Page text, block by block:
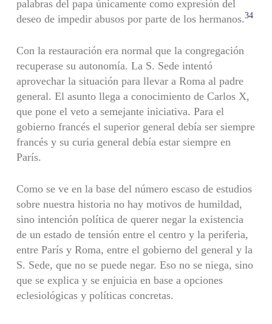
palabras del papa únicamente como expresión del
deseo de impedir abusos por parte de los hermanos.34
Con la restauración era normal que la congregación
recuperase su autonomía. La S. Sede intentó
aprovechar la situación para llevar a Roma al padre
general. El asunto llega a conocimiento de Carlos X,
que pone el veto a semejante iniciativa. Para el
gobierno francés el superior general debía ser siempre
francés y su curia general debía estar siempre en
París.
Como se ve en la base del número escaso de estudios
sobre nues­tra historia no hay motivos de humildad,
sino intención política de querer negar la existencia
de un estado de tensión entre el centro y la periferia,
entre París y Roma, entre el gobierno del general y la
S. Sede, que no se puede negar. Eso no se niega, sino
que se explica y se enjuicia en base a opciones
eclesiológicas y políticas concretas.